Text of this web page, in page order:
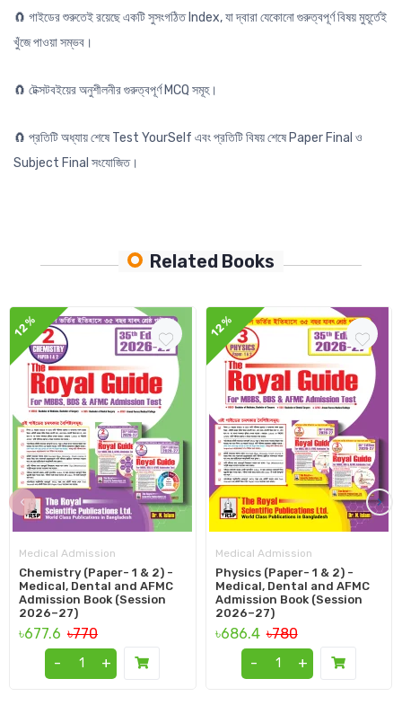
🧲 গাইডের শুরুতেই রয়েছে একটি সুসংগঠিত Index, যা দ্বারা যেকোনো গুরুত্বপূর্ণ বিষয় মুহূর্তেই
খুঁজে পাওয়া সম্ভব।
🧲 টেক্সটবইয়ের অনুশীলনীর গুরুত্বপূর্ণ MCQ সমূহ।
🧲 প্রতিটি অধ্যায় শেষে Test YourSelf এবং প্রতিটি বিষয় শেষে Paper Final ও
Subject Final সংযোজিত।
Related Books
12%
Medical Admission
Chemistry (Paper- 1 & 2) -
Medical, Dental and AFMC
Admission Book (Session
2026–27)
৳677.6 ৳770
-
+
12%
Medical Admission
Physics (Paper- 1 & 2) -
Medical, Dental and AFMC
Admission Book (Session
2026–27)
৳686.4 ৳780
-
+
‹ ›